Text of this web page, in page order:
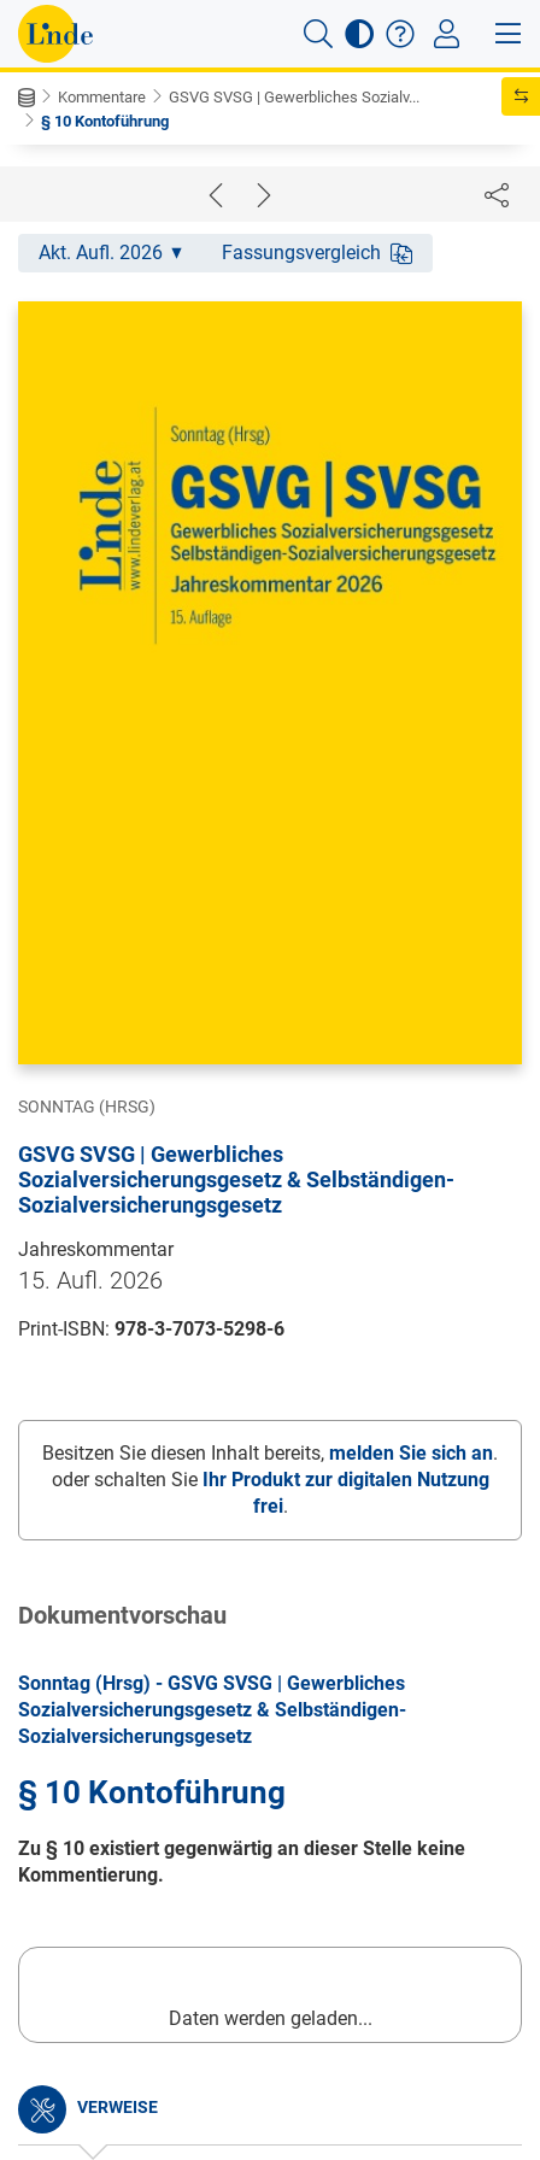
Kommentare
GSVG SVSG | Gewerbliches Sozialv...
§ 10 Kontoführung
Akt. Aufl. 2026 Fassungsvergleich
SONNTAG (HRSG)
GSVG SVSG | Gewerbliches
Sozialversicherungsgesetz & Selbständigen-
Sozialversicherungsgesetz
Jahreskommentar
15. Aufl. 2026
Print-ISBN: 978-3-7073-5298-6
Besitzen Sie diesen Inhalt bereits, melden Sie sich an.
oder schalten Sie
Ihr Produkt zur digitalen Nutzung
frei.
Dokumentvorschau
Sonntag (Hrsg) - GSVG SVSG | Gewerbliches
Sozialversicherungsgesetz & Selbständigen-
Sozialversicherungsgesetz
§ 10 Kontoführung
Zu § 10 existiert gegenwärtig an dieser Stelle keine
Kommentierung.
Daten werden geladen...
VERWEISE